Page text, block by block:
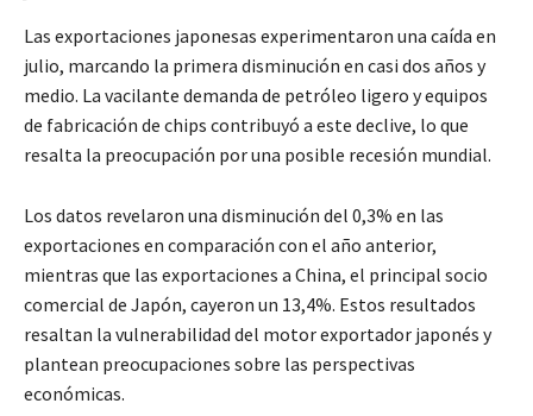
Las exportaciones japonesas experimentaron una caída en
julio, marcando la primera disminución en casi dos años y
medio. La vacilante demanda de petróleo ligero y equipos
de fabricación de chips contribuyó a este declive, lo que
resalta la preocupación por una posible recesión mundial.
Los datos revelaron una disminución del 0,3% en las
exportaciones en comparación con el año anterior,
mientras que las exportaciones a China, el principal socio
comercial de Japón, cayeron un 13,4%. Estos resultados
resaltan la vulnerabilidad del motor exportador japonés y
plantean preocupaciones sobre las perspectivas
económicas.